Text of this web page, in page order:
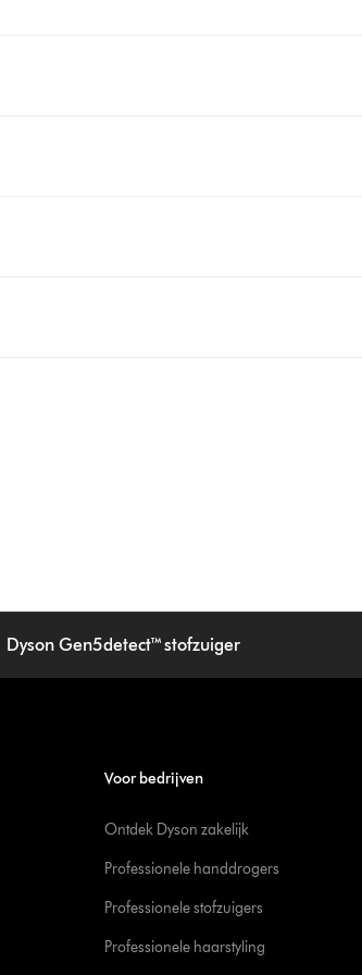
Dyson Gen5detect™ stofzuiger
Voor bedrijven
Ontdek Dyson zakelijk
Professionele handdrogers
Professionele stofzuigers
Professionele haarstyling